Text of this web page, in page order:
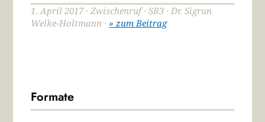
1. April 2017 · Zwischenruf · SR3 · Dr. Sigrun
Welke-Holtmann ·» zum Beitrag
Formate